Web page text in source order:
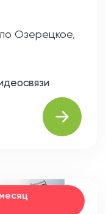
Озерецкое,